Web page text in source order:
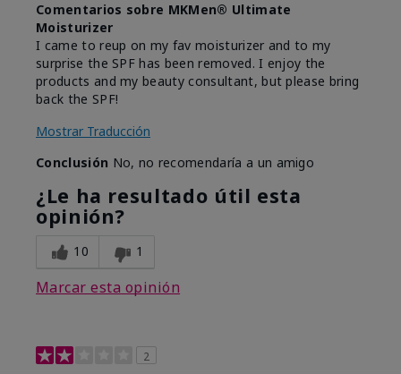
Comentarios sobre MKMen® Ultimate
Moisturizer
I came to reup on my fav moisturizer and to my
surprise the SPF has been removed. I enjoy the
products and my beauty consultant, but please bring
back the SPF!
Mostrar Traducción
Conclusión No, no recomendaría a un amigo
¿Le ha resultado útil esta
opinión?
10 1
Marcar esta opinión
2